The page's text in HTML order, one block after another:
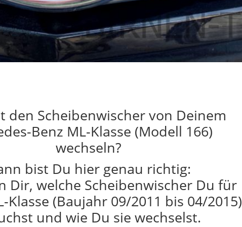
den Scheibenwischer von Deinem
Benz ML-Klasse (Modell 166)
wechseln?
bist Du hier genau richtig:
Dir, welche Scheibenwischer Du für
Klasse (Baujahr 09/2011 bis 04/2015)
und wie Du sie wechselst.